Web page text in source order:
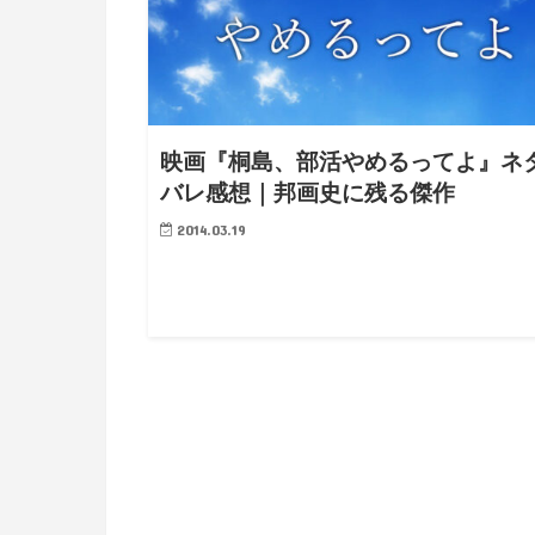
映画『桐島、部活やめるってよ』ネ
バレ感想｜邦画史に残る傑作
2014.03.19